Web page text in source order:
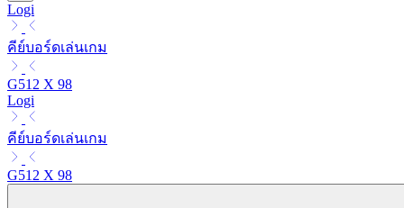
Logi
คีย์บอร์ดเล่นเกม
G512 X 98
Logi
คีย์บอร์ดเล่นเกม
G512 X 98